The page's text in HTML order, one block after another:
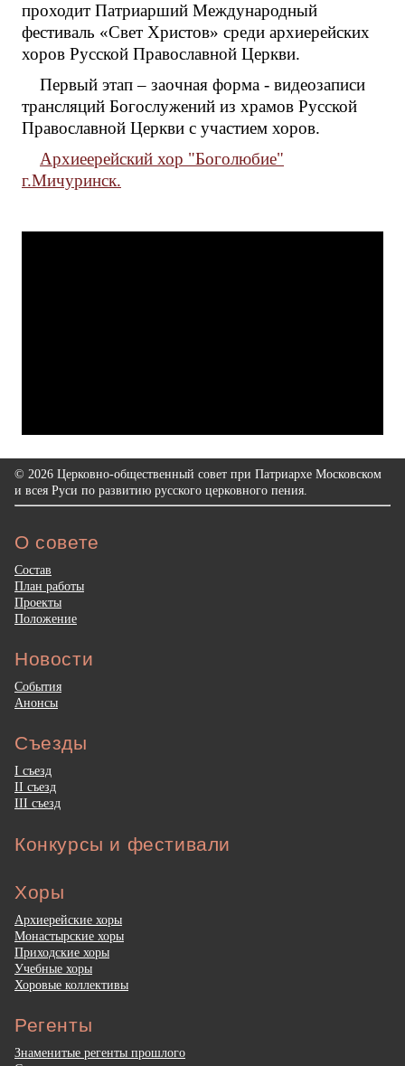
проходит Патриарший Международный
фестиваль «Свет Христов» среди архиерейских
хоров Русской Православной Церкви.
Первый этап – заочная форма - видеозаписи
трансляций Богослужений из храмов Русской
Православной Церкви с участием хоров.
Архиеерейский хор "Боголюбие"
г.Мичуринск.
© 2026 Церковно-общественный совет при Патриархе Московском
и всея Руси по развитию русского церковного пения.
О совете
Состав
План работы
Проекты
Положение
Новости
События
Анонсы
Съезды
I съезд
II съезд
III съезд
Конкурсы и фестивали
Хоры
Архиерейские хоры
Монастырские хоры
Приходские хоры
Учебные хоры
Хоровые коллективы
Регенты
Знаменитые регенты прошлого